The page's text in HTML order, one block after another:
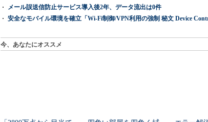
メール誤送信防止サービス導入後2年、データ流出は0件
安全なモバイル環境を確立「Wi-Fi制御/VPN利用の強制 秘文 Device
今、あなたにオススメ